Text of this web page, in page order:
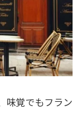
味覚でもフラン